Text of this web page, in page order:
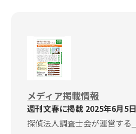
メディア掲載情報
週刊文春に掲載 2025年6月5
探偵法人調査士会が運営する